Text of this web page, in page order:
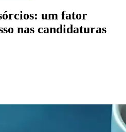
um fator
nas candidaturas